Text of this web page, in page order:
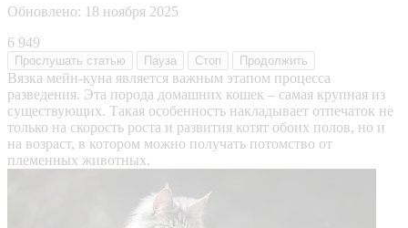
Обновлено: 18 ноября 2025
6 949
Прослушать статью Пауза Стоп Продолжить
Вязка мейн-куна является важным этапом процесса
разведения. Эта порода домашних кошек – самая крупная из
существующих. Такая особенность накладывает отпечаток не
только на скорость роста и развития котят обоих полов, но и
на возраст, в котором можно получать потомство от
племенных животных.